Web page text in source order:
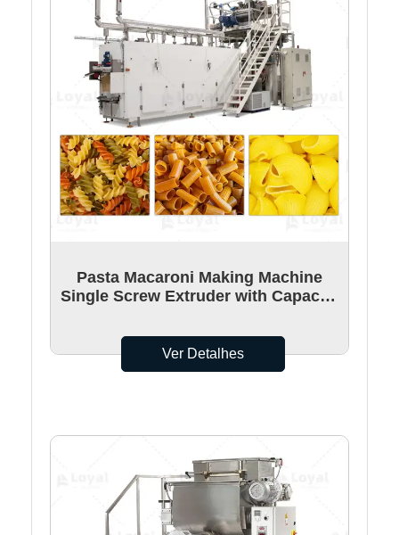
Pasta Macaroni Making Machine
Single Screw Extruder with Capacity
Ver Detalhes